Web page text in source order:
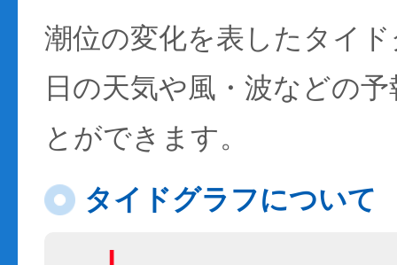
潮位の変化を表したタイ
日の天気や風・波などの
とができます。
タイドグラフについて